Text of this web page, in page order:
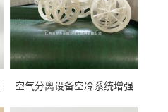
空气分离设备空冷系统增强